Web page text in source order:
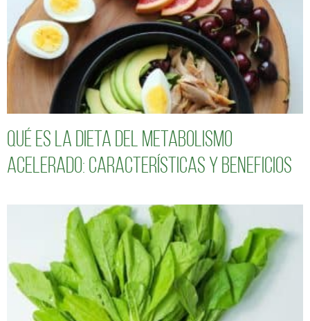
Qué es la dieta del metabolismo
acelerado: características y beneficios